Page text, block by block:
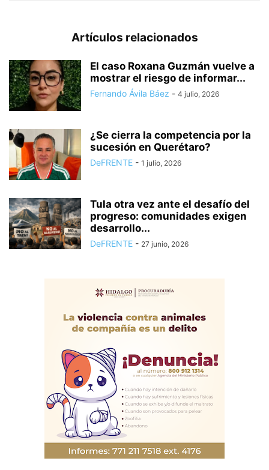
Artículos relacionados
El caso Roxana Guzmán vuelve a
mostrar el riesgo de informar...
Fernando Ávila Báez - 4 julio, 2026
¿Se cierra la competencia por la
sucesión en Querétaro?
DeFRENTE - 1 julio, 2026
Tula otra vez ante el desafío del
progreso: comunidades exigen
desarrollo...
DeFRENTE - 27 junio, 2026